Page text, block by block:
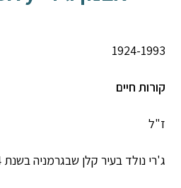
1924-1993
קורות חיים
ז"ל
ג'רי נולד בעיר קלן שבגרמניה בשנת 1924.